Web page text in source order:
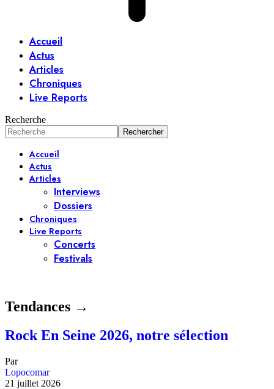
Accueil
Actus
Articles
Chroniques
Live Reports
Recherche
Accueil
Actus
Articles
Interviews
Dossiers
Chroniques
Live Reports
Concerts
Festivals
Tendances →
Rock En Seine 2026, notre sélection
Par
Lopocomar
21 juillet 2026